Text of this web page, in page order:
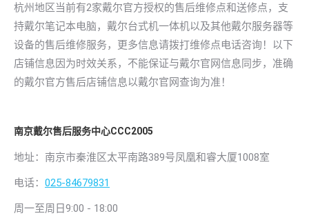
杭州地区当前有2家戴尔官方授权的售后维修点和送修点，支
持戴尔笔记本电脑，戴尔台式机一体机以及其他戴尔服务器等
设备的售后维修服务，更多信息请拨打维修点电话咨询！以下
店铺信息因为时效关系，不能保证与戴尔官网信息同步，准确
的戴尔官方售后店铺信息以戴尔官网查询为准！
南京戴尔售后服务中心CCC2005
地址：南京市秦淮区太平南路389号凤凰和睿大厦1008室
电话： 025-84679831
周一至周日9:00 - 18:00